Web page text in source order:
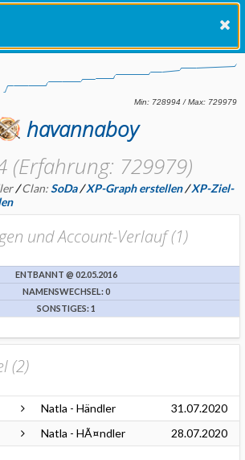
havannaboy
(Erfahrung: 729979)
/Clan:SoDa /XP-Graph erstellen/XP-Ziel-
und Account-Verlauf (1)
ENTBANNT @ 02.05.2016
NAMENSWECHSEL: 0
SONSTIGES: 1
(2)
Natla - Händler
31.07.2020
Natla - HÃ¤ndler 28.07.2020